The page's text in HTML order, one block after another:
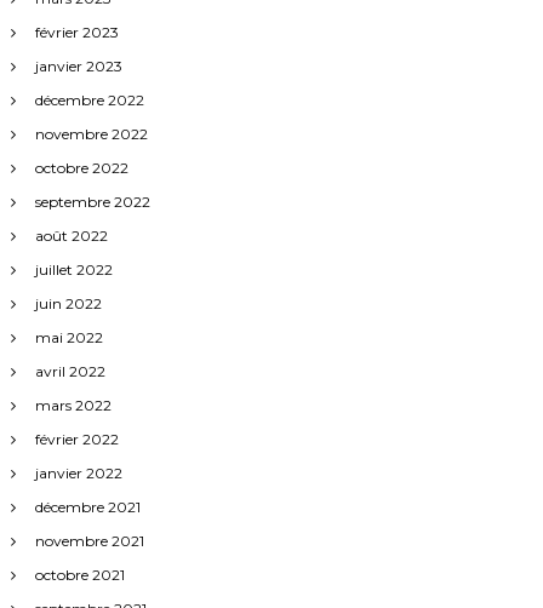
février 2023
janvier 2023
décembre 2022
novembre 2022
octobre 2022
septembre 2022
août 2022
juillet 2022
juin 2022
mai 2022
avril 2022
mars 2022
février 2022
janvier 2022
décembre 2021
novembre 2021
octobre 2021